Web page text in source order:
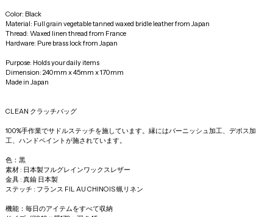
Color: Black
Material: Full grain vegetable tanned waxed bridle leather from Japan
Thread: Waxed linen thread from France
Hardware: Pure brass lock from Japan
Purpose: Holds your daily items
Dimension: 240mm x 45mm x 170mm
Made in Japan
CLEAN クラッチバッグ
100%手作業でサドルステッチを施しています。縁にはバーニッシュ加工、デボス加
工、ハンドペイントが施されています。
色：黒
素材 : 日本製フルグレインワックスレザー
金具 : 真鍮 日本製
ステッチ : フランス FIL AU CHINOIS 蝋リネン
機能：毎日のアイテムをすべて収納